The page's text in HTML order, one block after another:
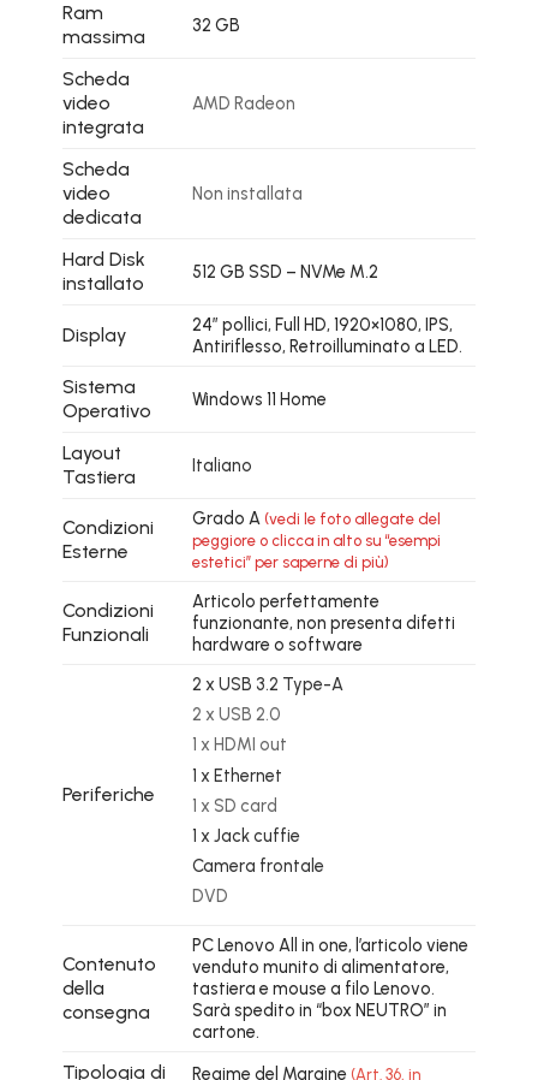
Ram
massima
32 GB
Scheda
video
integrata
AMD Radeon
Scheda
video
dedicata
Non installata
Hard Disk
installato
512 GB SSD – NVMe M.2
Display
24″ pollici, Full HD, 1920×1080, IPS,
Antiriflesso, Retroilluminato a LED.
Sistema
Operativo
Windows 11 Home
Layout
Tastiera
Italiano
Condizioni
Esterne
Grado A (vedi le foto allegate del
peggiore o clicca in alto su “esempi
estetici” per saperne di più)
Condizioni
Funzionali
Articolo perfettamente
funzionante, non presenta difetti
hardware o software
Periferiche
2 x USB 3.2 Type-A
2 x USB 2.0
1 x HDMI out
1 x Ethernet
1 x SD card
1 x Jack cuffie
Camera frontale
DVD
Contenuto
della
consegna
PC Lenovo All in one, l’articolo viene
venduto munito di alimentatore,
tastiera e mouse a filo Lenovo.
Sarà spedito in “box NEUTRO” in
cartone.
Tipologia di Regime del Margine (Art. 36, in